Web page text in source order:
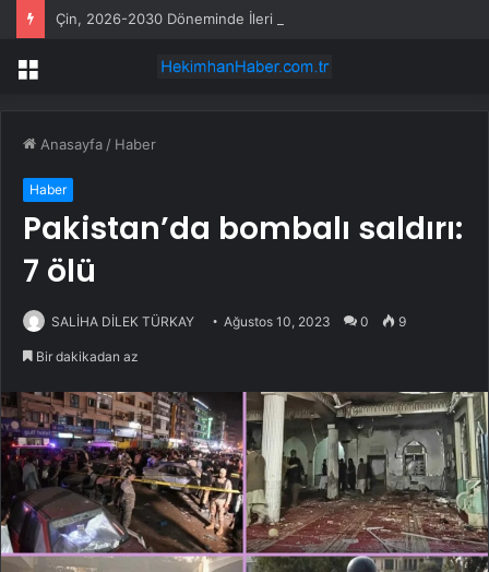
Menü
Anasayfa / Haber
Haber
Pakistan’da bombalı saldırı:
7 ölü
SALİHA DİLEK TÜRKAY Ağustos 10, 2023 0 9
Bir dakikadan az